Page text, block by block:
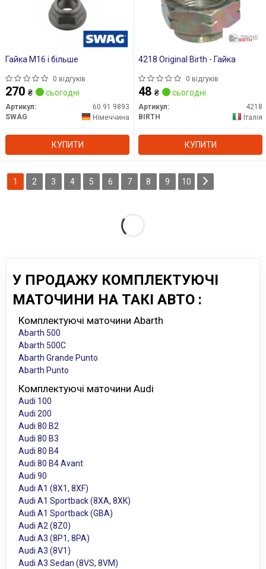
Гайка М16 і більше
0 відгуків
270 ₴ сьогодні
Артикул:
60 91 9893
SWAG
Німеччина
КУПИТИ
4218 Original Birth - Гайка
0 відгуків
48 ₴ сьогодні
Артикул:
4218
BIRTH
Італія
КУПИТИ
1 2 3 4 5 6 7 8 9 10
У ПРОДАЖУ КОМПЛЕКТУЮЧІ
МАТОЧИНИ НА ТАКІ АВТО :
Комплектуючі маточини Abarth
Abarth 500
Abarth 500C
Abarth Grande Punto
Abarth Punto
Комплектуючі маточини Audi
Audi 100
Audi 200
Audi 80 B2
Audi 80 B3
Audi 80 B4
Audi 80 B4 Avant
Audi 90
Audi A1 (8X1, 8XF)
Audi A1 Sportback (8XA, 8XK)
Audi A1 Sportback (GBA)
Audi A2 (8Z0)
Audi A3 (8P1, 8PA)
Audi A3 (8V1)
Audi A3 Sedan (8VS, 8VM)